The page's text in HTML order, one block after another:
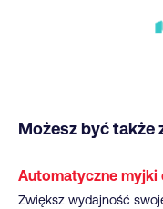
Możesz być także
Automatyczne myjki
Zwiększ wydajność